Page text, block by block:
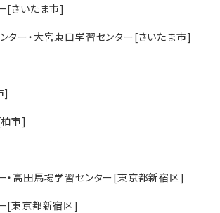
[さいたま市]
ター・大宮東口学習センター[さいたま市]
]
市]
・高田馬場学習センター[東京都新宿区]
[東京都新宿区]